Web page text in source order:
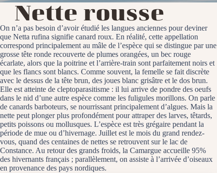
Nette rousse
On n’a pas besoin d’avoir étudié les langues anciennes pour deviner
que Netta rufina signifie canard roux. En réalité, cette appellation
correspond principalement au mâle de l’espèce qui se distingue par une
grosse tête ronde recouverte de plumes orangées, un bec rouge
écarlate, alors que la poitrine et l’arrière-train sont parfaitement noirs et
que les flancs sont blancs. Comme souvent, la femelle se fait discrète
avec le dessus de la tête brun, des joues blanc grisâtre et le dos brun.
Elle est atteinte de cleptoparasitisme : il lui arrive de pondre des oeufs
dans le nid d’une autre espèce comme les fuligules morillons. On parle
de canards barboteurs, se nourrissant principalement d’algues. Mais la
nette peut plonger plus profondément pour attraper des larves, têtards,
petits poissons ou mollusques. L’espèce est très grégaire pendant la
période de mue ou d’hivernage. Juillet est le mois du grand rendez-
vous, quand des centaines de nettes se retrouvent sur le lac de
Constance. Au retour des grands froids, la Camargue accueille 95%
des hivernants français ; parallèlement, on assiste à l’arrivée d’oiseaux
en provenance des pays nordiques.